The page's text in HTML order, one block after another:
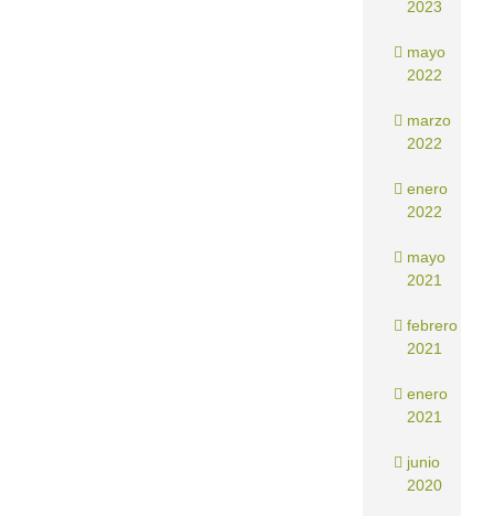
2023
mayo
2022
marzo
2022
enero
2022
mayo
2021
febrero
2021
enero
2021
junio
2020